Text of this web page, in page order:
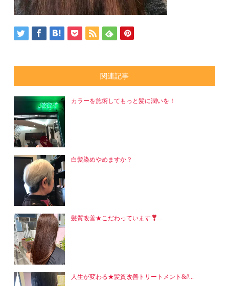
関連記事
カラーを施術してもっと髪に潤いを！
白髪染めやめますか？
髪質改善★こだわっています ...
人生が変わる★髪質改善トリートメント&#...